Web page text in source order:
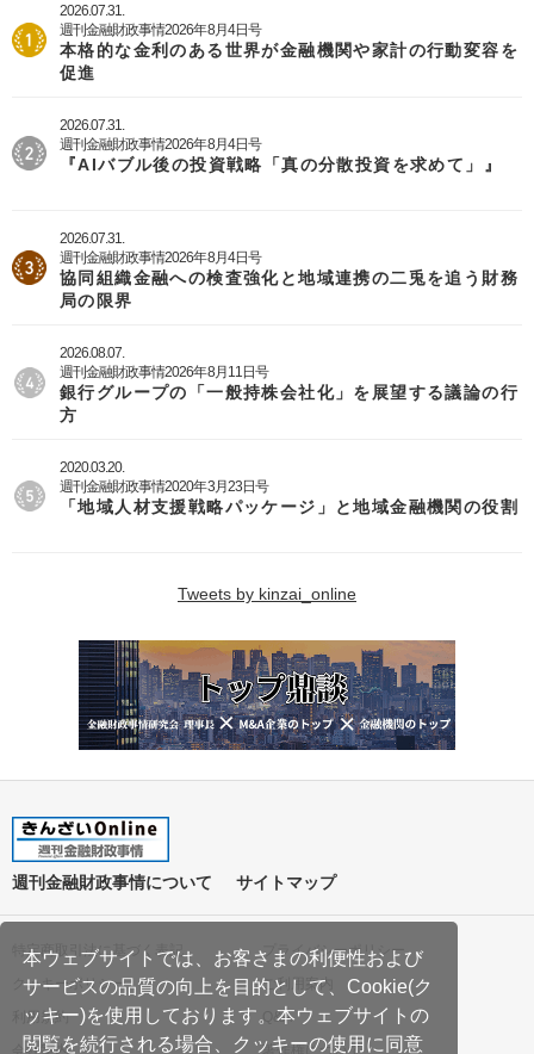
本ウェブサイトでは、お客さまの利便性および
サービスの品質の向上を目的として、Cookie(ク
ッキー)を使用しております。本ウェブサイトの
閲覧を続行される場合、クッキーの使用に同意
2026.07.31.
週刊金融財政事情2026年8月4日号
本格的な金利のある世界が金融機関や家計の行動変容を
促進
2026.07.31.
週刊金融財政事情2026年8月4日号
『AIバブル後の投資戦略「真の分散投資を求めて」』
2026.07.31.
週刊金融財政事情2026年8月4日号
協同組織金融への検査強化と地域連携の二兎を追う財務
局の限界
2026.08.07.
週刊金融財政事情2026年8月11日号
銀行グループの「一般持株会社化」を展望する議論の行
方
2020.03.20.
週刊金融財政事情2020年3月23日号
「地域人材支援戦略パッケージ」と地域金融機関の役割
Tweets by kinzai_online
週刊金融財政事情について サイトマップ
特定商取引法に基づく表記
プライバシーポリシー
クッキーポリシー
ご利用案内
利用規約
Q&A